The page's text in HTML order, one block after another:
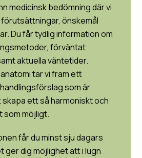
medicinsk bedömning där vi
önskemål
Du får tydlig information om
förväntat
aktuella väntetider.
tar vi fram ett
som är
ett så harmoniskt och
som möjligt.
får du minst sju dagars
ger dig möjlighet att i lugn